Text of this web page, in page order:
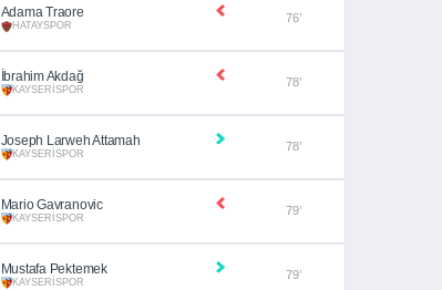
Adama Traore
HATAYSPOR
76’
İbrahim Akdağ
KAYSERİSPOR
78’
Joseph Larweh Attamah
KAYSERİSPOR
78’
Mario Gavranovic
KAYSERİSPOR
79’
Mustafa Pektemek
KAYSERİSPOR
79’